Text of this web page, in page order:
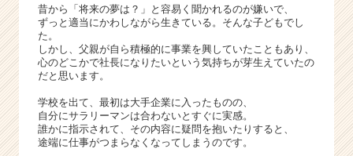
成
長
業
ス
カ
ウ
昔から「将来の夢は？」と容易く聞かれるのが嫌いで、
ずっと適当にかわしながら生きている。そんな子どもでし
た。
しかし、父親が自ら積極的に事業を興していたこともあり、
心のどこかで社長になりたいという気持ちが芽生えていたの
だと思います。
学校を出て、最初は大手企業に入ったものの、
自分にサラリーマンは合わないとすぐに実感。
誰かに指示されて、その内容に疑問を抱いたりすると、
途端に仕事がつまらなくなってしまうのです。